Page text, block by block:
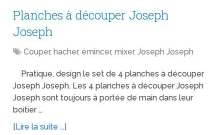
Planches à découper Joseph
Joseph
Couper, hacher, émincer, mixer,Joseph Joseph
Pratique, design le set de 4 planches à découper
Joseph Joseph. Les 4 planches à découper Joseph
Joseph sont toujours à portée de main dans leur
boitier …
[Lire la suite ...]